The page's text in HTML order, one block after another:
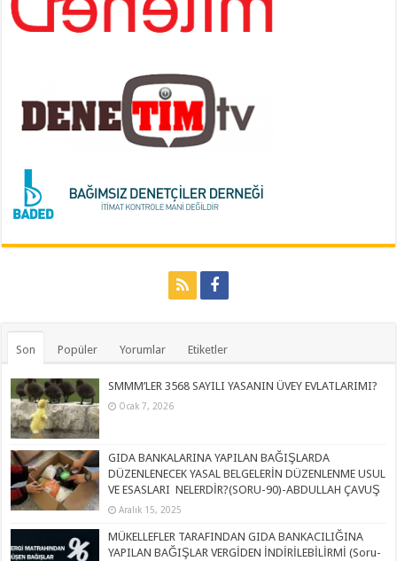
Son Popüler Yorumlar Etiketler
SMMM’LER 3568 SAYILI YASANIN ÜVEY EVLATLARIMI?
Ocak 7, 2026
GIDA BANKALARINA YAPILAN BAĞIŞLARDA
DÜZENLENECEK YASAL BELGELERİN DÜZENLENME USUL
VE ESASLARI NELERDİR?(SORU-90)-ABDULLAH ÇAVUŞ
Aralık 15, 2025
MÜKELLEFLER TARAFINDAN GIDA BANKACILIĞINA
YAPILAN BAĞIŞLAR VERGİDEN İNDİRİLEBİLİRMİ (Soru-